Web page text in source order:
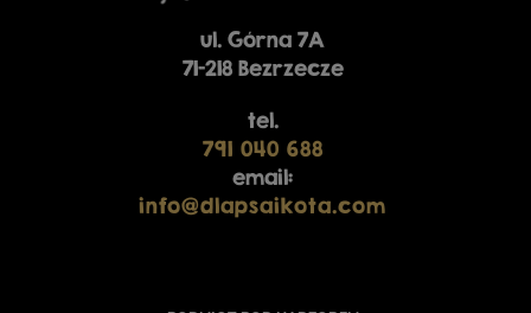
410,00 zł
ul. Górna 7A
71-218 Bezrzecze
tel.
791 040 688
email:
info@dlapsaikota.com